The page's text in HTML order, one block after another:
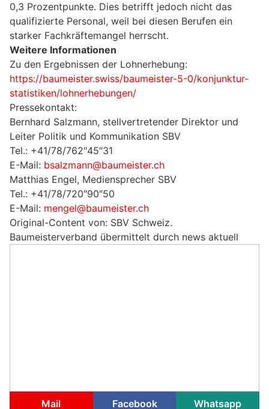
0,3 Prozentpunkte. Dies betrifft jedoch nicht das
qualifizierte Personal, weil bei diesen Berufen ein
starker Fachkräftemangel herrscht.
Weitere Informationen
Zu den Ergebnissen der Lohnerhebung:
https://baumeister.swiss/baumeister-5-0/konjunktur-
statistiken/lohnerhebungen/
Pressekontakt:
Bernhard Salzmann, stellvertretender Direktor und
Leiter Politik und Kommunikation SBV
Tel.: +41/78/762″45″31
E-Mail: bsalzmann@baumeister.ch
Matthias Engel, Mediensprecher SBV
Tel.: +41/78/720″90″50
E-Mail: mengel@baumeister.ch
Original-Content von: SBV Schweiz.
Baumeisterverband übermittelt durch news aktuell
Mail Facebook Whatsapp